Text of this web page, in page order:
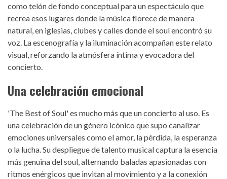
como telón de fondo conceptual para un espectáculo que
recrea esos lugares donde la música florece de manera
natural, en iglesias, clubes y calles donde el soul encontró su
voz. La escenografía y la iluminación acompañan este relato
visual, reforzando la atmósfera íntima y evocadora del
concierto.
Una celebración emocional
'The Best of Soul' es mucho más que un concierto al uso. Es
una celebración de un género icónico que supo canalizar
emociones universales como el amor, la pérdida, la esperanza
o la lucha. Su despliegue de talento musical captura la esencia
más genuina del soul, alternando baladas apasionadas con
ritmos enérgicos que invitan al movimiento y a la conexión